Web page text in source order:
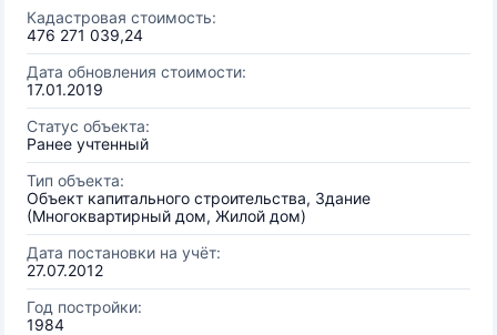
Кадастровая стоимость:
476 271 039,24
Дата обновления стоимости:
17.01.2019
Статус объекта:
Ранее учтенный
Тип объекта:
Объект капитального строительства, Здание
(Многоквартирный дом, Жилой дом)
Дата постановки на учёт:
27.07.2012
Год постройки:
1984